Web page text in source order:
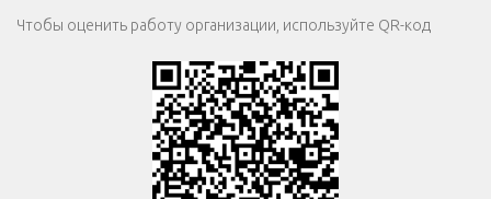
Чтобы оценить работу организации, используйте QR-код